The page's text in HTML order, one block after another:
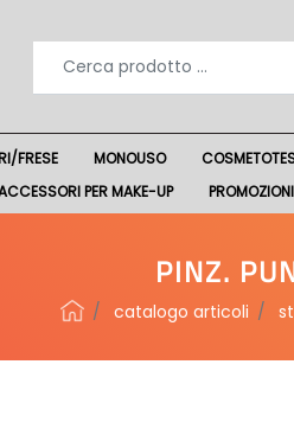
FRESE MONOUSO
PER MAKE-UP PROMOZIONI
PINZ.
catalogo articoli